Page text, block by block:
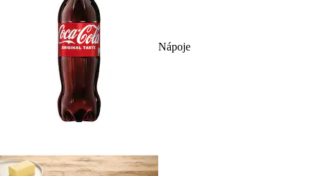
Nápoje